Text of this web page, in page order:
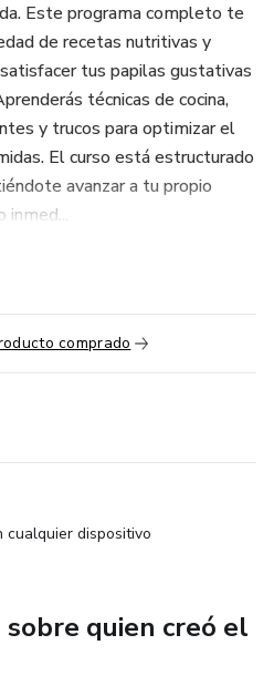
Este programa completo te
de recetas nutritivas y
tus papilas gustativas
técnicas de cocina,
y trucos para optimizar el
El curso está estructurado
avanzar a tu propio
comprado
cualquier dispositivo
quien creó el